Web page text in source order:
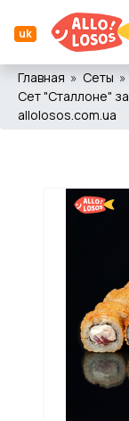
uk
Главная
Сеты
Сет "Сталлоне"
allolosos.com.ua